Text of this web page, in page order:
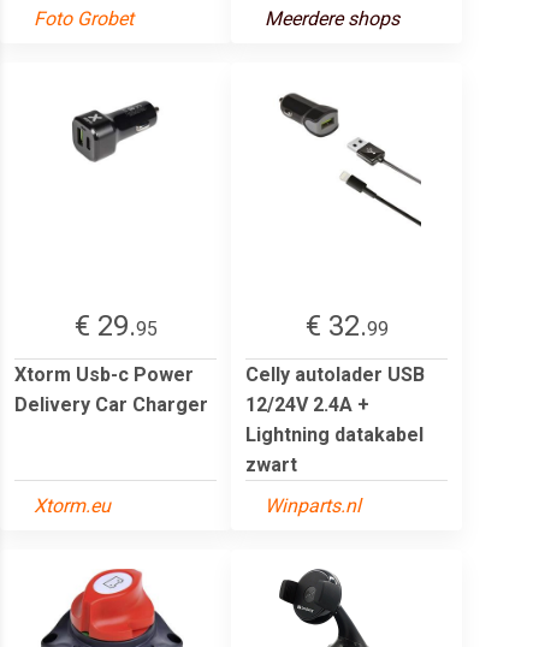
Foto Grobet Meerdere shops
€ 29.95
Xtorm Usb-c Power
Delivery Car Charger
Xtorm.eu
€ 32.99
Celly autolader USB
12/24V 2.4A +
Lightning datakabel
zwart
Winparts.nl